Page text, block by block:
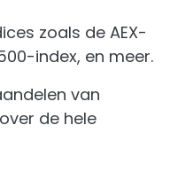
zoals de AEX-
index, en meer.
van
de hele